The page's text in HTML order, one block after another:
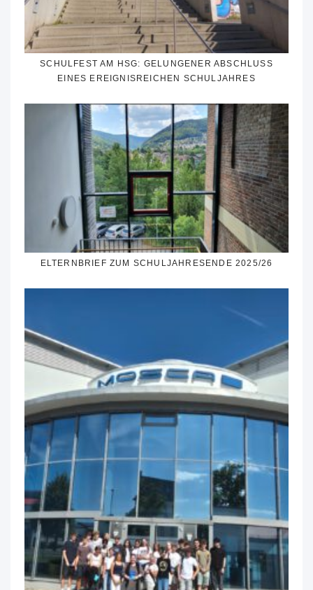
SCHULFEST AM HSG: GELUNGENER ABSCHLUSS
EINES EREIGNISREICHEN SCHULJAHRES
ELTERNBRIEF ZUM SCHULJAHRESENDE 2025/26